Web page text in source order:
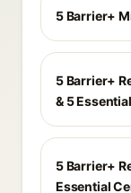
5 Barrier+
5 Barrier+
& 5
5 Barrier+
Essential